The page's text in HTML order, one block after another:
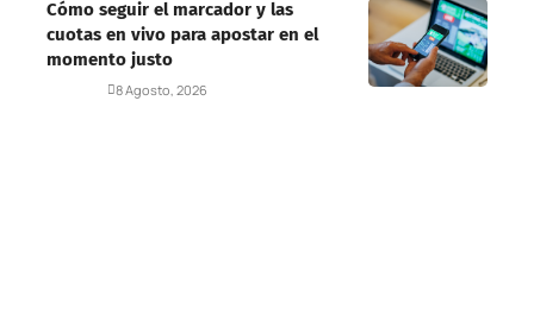
Cómo seguir el marcador y las
cuotas en vivo para apostar en el
momento justo
8 Agosto, 2026